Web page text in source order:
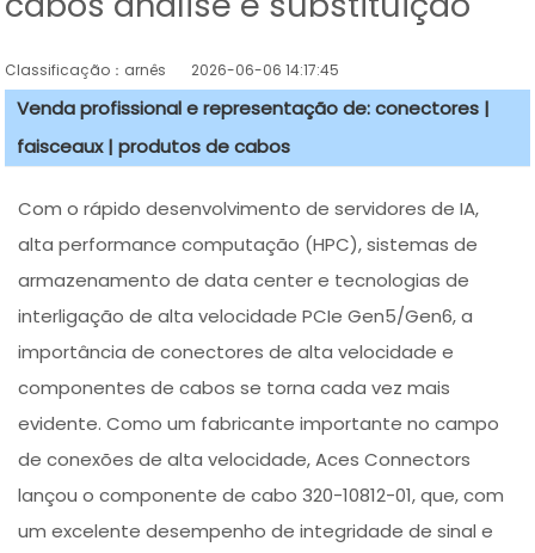
Classificação：arnês 2026-06-06 14:17:45
Venda profissional e representação de: conectores |
faisceaux | produtos de cabos
Com o rápido desenvolvimento de servidores de IA,
alta performance computação (HPC), sistemas de
armazenamento de data center e tecnologias de
interligação de alta velocidade PCIe Gen5/Gen6, a
importância de conectores de alta velocidade e
componentes de cabos se torna cada vez mais
evidente. Como um fabricante importante no campo
de conexões de alta velocidade, Aces Connectors
lançou o componente de cabo 320-10812-01, que, com
um excelente desempenho de integridade de sinal e